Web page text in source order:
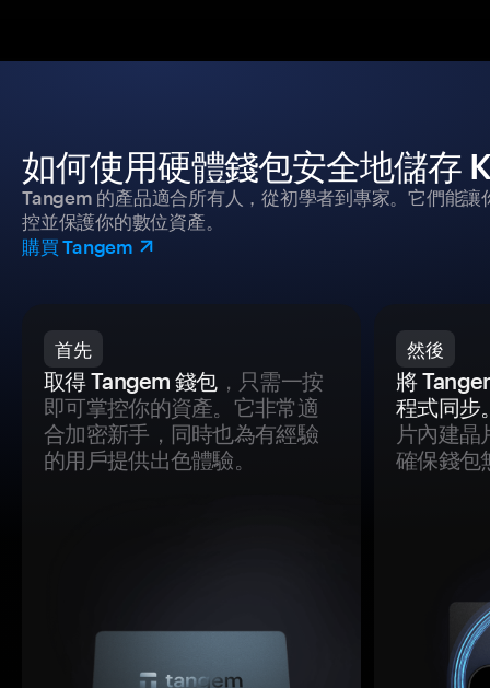
如何使用硬體錢包安全地儲存
Tangem 的產品適合所有人，從初學者到專家。它們能
控並保護你的數位資產。
購買 Tangem
首先
取得 Tangem 錢包，只需一按
即可掌控你的資產。它非常適
合加密新手，同時也為有經驗
的用戶提供出色體驗。
然後
將
程式同步
片內建晶
確保錢包